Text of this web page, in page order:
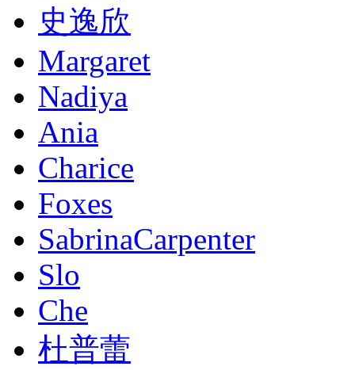
史逸欣
Margaret
Nadiya
Ania
Charice
Foxes
SabrinaCarpenter
Slo
Che
杜普蕾